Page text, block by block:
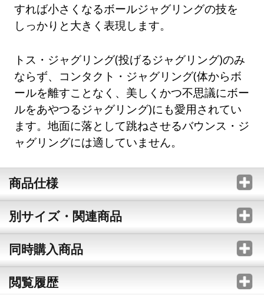
すれば小さくなるボールジャグリングの技を
しっかりと大きく表現します。
トス・ジャグリング(投げるジャグリング)のみ
ならず、コンタクト・ジャグリング(体からボ
ールを離すことなく、美しくかつ不思議にボー
ルをあやつるジャグリング)にも愛用されてい
ます。地面に落として跳ねさせるバウンス・ジ
ャグリングには適していません。
商品仕様
別サイズ・関連商品
同時購入商品
閲覧履歴